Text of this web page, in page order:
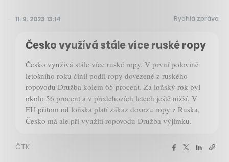
11. 9. 2023 13:14 Rychlá zpráva
Česko využívá stále více ruské ropy
Česko využívá stále více ruské ropy. V první polovině
letošního roku činil podíl ropy dovezené z ruského
ropovodu Družba kolem 65 procent. Za loňský rok byl
okolo 56 procent a v předchozích letech ještě nižší. V
EU přitom od loňska platí zákaz dovozu ropy z Ruska,
Česko má ale při využití ropovodu Družba výjimku.
ČTK